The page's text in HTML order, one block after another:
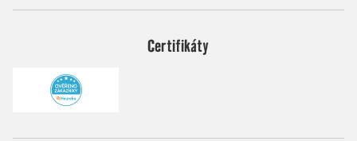
Certifikáty